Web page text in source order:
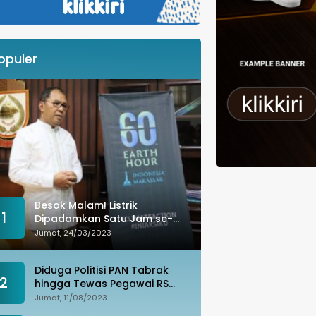
1
Besok Malam! Listrik
Dipadamkan Satu Jam se-
Kota Makassar: Merespons
Perubahan Iklim
Jumat, 24/03/2023
2
Diduga Politisi PAN Tabrak
hingga Tewas Pegawai RS
Wahidin, Istri Korban: Kami
Jumat, 11/08/2023